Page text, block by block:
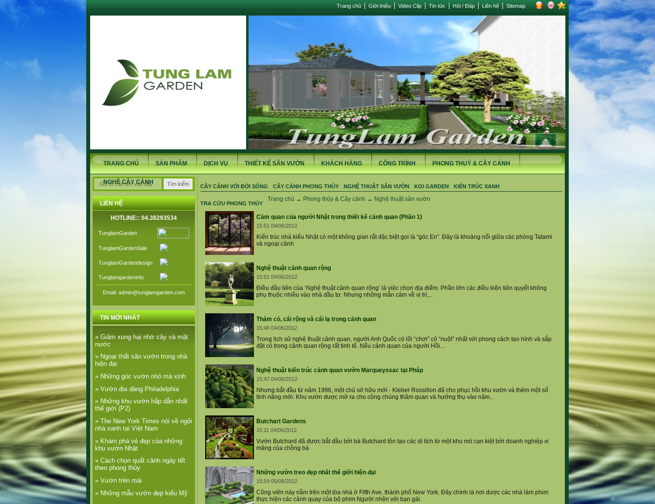
Trang chủ Giới thiệu Video Clip Tin tức Hỏi / Đáp Liên hệ Sitemap
TRANG CHỦ SẢN PHẨM DỊCH VỤ THIẾT KẾ SÂN VƯỜN KHÁCH HÀNG CÔNG TRÌNH PHONG THUỶ & CÂY CẢNH
NGHỀ CÂY CẢNH
LIÊN HỆ
HOTLINE:: 04.38293534
TunglamGarden
TunglamGardenSale
TunglamGardendesign
Tunglamgardeninfo
Email: admin@tunglamgarden.com
TIN MỚI NHẤT
» Giảm xung hại nhờ cây và mặt
nước
» Ngoại thất sân vườn trong nhà
hiện đại
» Những góc vườn nhỏ mà xinh
» Vườn địa đàng Philadelphia
» Những khu vườn hấp dẫn nhất
thế giới (P2)
» The New York Times nói về ngôi
nhà xanh tại Việt Nam
» Khám phá vẻ đẹp của những
khu vườn Nhật
» Cách chọn quất cảnh ngày tết
theo phong thủy
» Vườn trên mái
» Những mẫu vườn đẹp kiểu Mỹ
CÂY CẢNH VỚI ĐỜI SỐNG CÂY CẢNH PHONG THỦY NGHỆ THUẬT SÂN VƯỜN KOI GARDEN KIẾN TRÚC XANH
TRA CỨU PHONG THỦY
Trang chủ → Phong thủy & Cây cảnh → Nghệ thuật sân vườn
Cảm quan của người Nhật trong thiết kế cảnh quan (Phần 1)
15:51 04/06/2012
Kiến trúc nhà kiểu Nhật có một không gian rất đặc biệt gọi là “góc En”. Đây là khoảng nối giữa các phòng Tatami
và ngoại cảnh
Nghệ thuật cảnh quan rộng
15:51 04/06/2012
Điều đầu tiên của ‘Nghệ thuật cảnh quan rộng’ là việc chọn địa điểm. Phần lớn các điều kiện tiên quyết không
phụ thuộc nhiều vào nhà đầu tư. Nhưng những mẫn cảm về vị trí,...
Thảm cỏ, cái rộng và cái lạ trong cảnh quan
15:48 04/06/2012
Trong lịch sử nghệ thuật cảnh quan, người Anh Quốc có lối “chơi” cỏ “nuột” nhất với phong cách tạo hình và sắp
đặt cỏ trong cảnh quan rộng rất tinh tế. Nếu cảnh quan của người Hồi...
Nghệ thuật kiến trúc cảnh quan vườn Marqueyssac tại Pháp
15:47 04/06/2012
Nhưng bắt đầu từ năm 1996, một chủ sở hữu mới - Kleber Rossillon đã cho phục hồi khu vườn và thêm một số
tính năng mới. Khu vườn được mở ra cho công chúng thăm quan và hưởng thụ vào năm...
Butchart Gardens
15:11 04/06/2012
Vườn Butchard đã được bắt đầu bởi bà Butchard tôn tạo các di tích từ một khu mỏ cạn kiệt bởi doanh nghiệp xi
măng của chồng bà
Những vườn treo đẹp nhất thế giới hiện đại
15:59 05/06/2012
Công viên này nằm trên một tòa nhà ở Fifth Ave, thành phố New York. Đây chính là nơi được các nhà làm phim
thực hiện các cảnh quay của bộ phim Người nhện với bạn gái.